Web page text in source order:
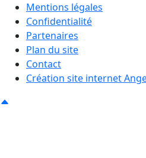
Mentions légales
Confidentialité
Partenaires
Plan du site
Contact
Création site internet